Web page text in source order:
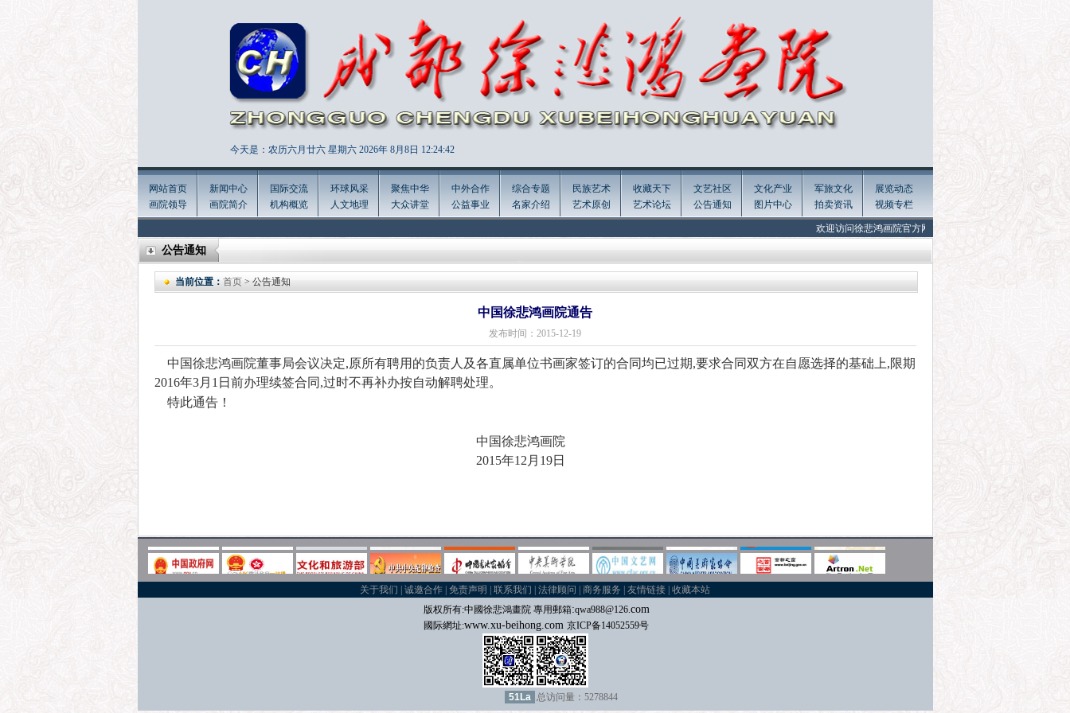
今天是：农历六月廿六 星期六 2026年 8月8日 12:24:42
网站首页
画院领导
新闻中心
画院简介
国际交流
机构概览
环球风采
人文地理
聚焦中华
大众讲堂
中外合作
公益事业
综合专题
名家介绍
民族艺术
艺术原创
收藏天下
艺术论坛
文艺社区
公告通知
文化产业
图片中心
军旅文化
拍卖资讯
展览动态
视频专栏
欢迎访问徐悲鸿画院官方网站 Welcome to the official website of
公告通知
当前位置： 首页> 公告通知
中国徐悲鸿画院通告
发布时间：2015-12-19
中国徐悲鸿画院董事局会议决定,原所有聘用的负责人及各直属单位书画家签订的合同均已过期,要求合同双方在自愿选择的基础上,限期
2016年3月1日前办理续签合同,过时不再补办按自动解聘处理。
特此通告！
中国徐悲鸿画院
2015年12月19日
关于我们 诚邀合作 免责声明 联系我们 法律顾问 商务服务 友情链接 收藏本站
版权所有:中國徐悲鴻畫院 專用郵箱:qwa988@126.com
國际網址:www.xu-beihong.com 京ICP备14052559号
51La 总访问量：5278844